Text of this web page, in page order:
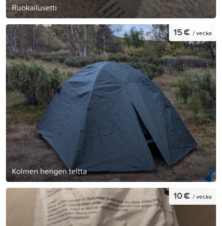
Ruokailusetti
Kolmen hengen teltta
15 € / vecka
10 € / vecka